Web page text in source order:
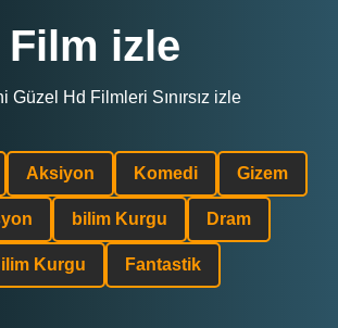
Film izle
Güzel Hd Filmleri Sınırsız izle
Aksiyon Komedi Gizem
bilim Kurgu Dram
Kurgu Fantastik